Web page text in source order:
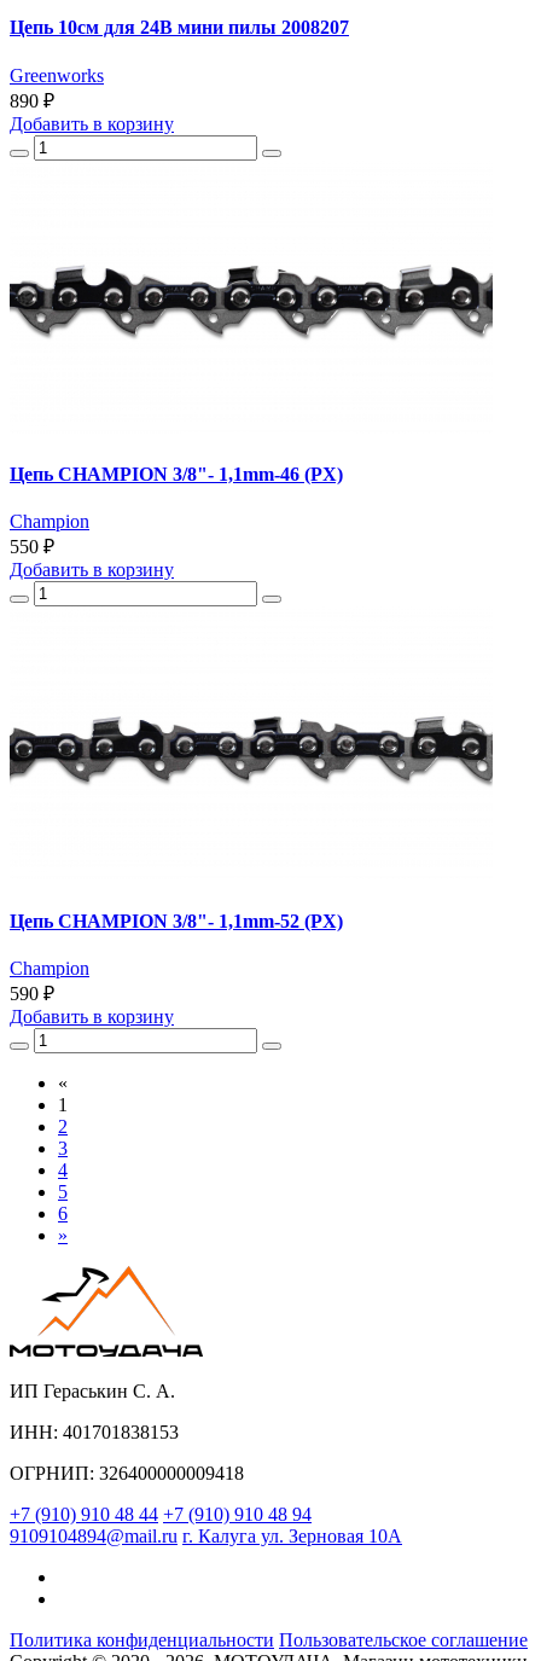
Цепь 10см для 24В мини пилы 2008207
Greenworks
890 ₽
Добавить в корзину
Цепь CHAMPION 3/8"- 1,1mm-46 (PX)
Champion
550 ₽
Добавить в корзину
Цепь CHAMPION 3/8"- 1,1mm-52 (PX)
Champion
590 ₽
Добавить в корзину
«
1
2
3
4
5
6
»
ИП Гераськин С. А.
ИНН: 401701838153
ОГРНИП: 326400000009418
+7 (910) 910 48 44 +7 (910) 910 48 94
9109104894@mail.ru г. Калуга ул. Зерновая 10А
Политика конфиденциальности Пользовательское соглашение